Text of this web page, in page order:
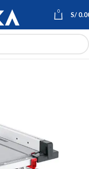
0 S/